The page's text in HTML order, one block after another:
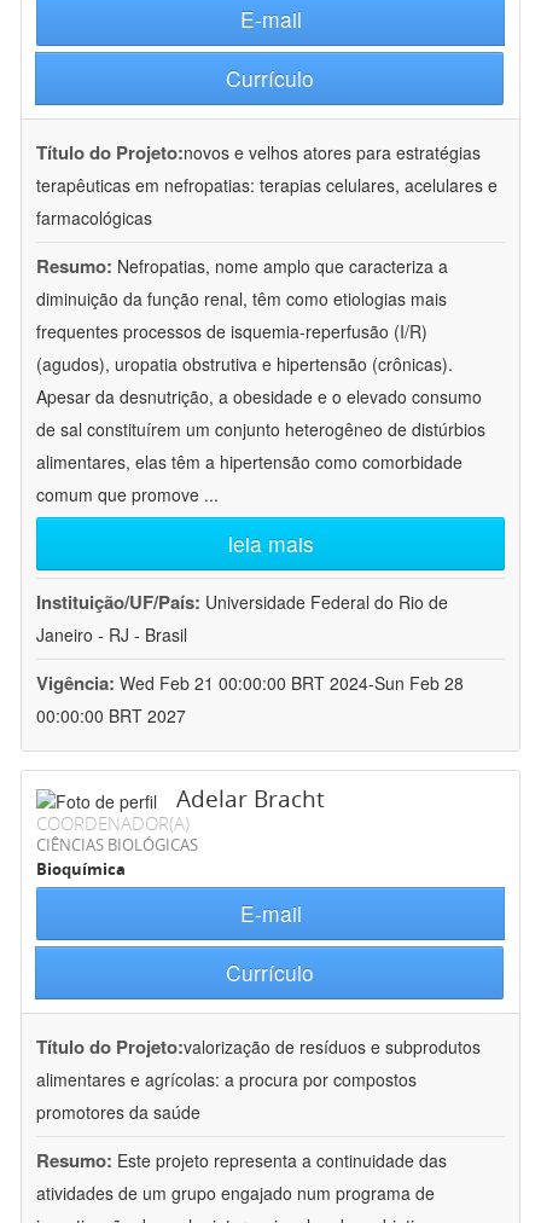
E-mail
Currículo
Título do Projeto:novos e velhos atores para estratégias
terapêuticas em nefropatias: terapias celulares, acelulares e
farmacológicas
Resumo: Nefropatias, nome amplo que caracteriza a
diminuição da função renal, têm como etiologias mais
frequentes processos de isquemia-reperfusão (I/R)
(agudos), uropatia obstrutiva e hipertensão (crônicas).
Apesar da desnutrição, a obesidade e o elevado consumo
de sal constituírem um conjunto heterogêneo de distúrbios
alimentares, elas têm a hipertensão como comorbidade
comum que promove ...
leia mais
Instituição/UF/País: Universidade Federal do Rio de
Janeiro - RJ - Brasil
Vigência: Wed Feb 21 00:00:00 BRT 2024-Sun Feb 28
00:00:00 BRT 2027
Adelar Bracht
COORDENADOR(A)
CIÊNCIAS BIOLÓGICAS
Bioquímica
E-mail
Currículo
Título do Projeto:valorização de resíduos e subprodutos
alimentares e agrícolas: a procura por compostos
promotores da saúde
Resumo: Este projeto representa a continuidade das
atividades de um grupo engajado num programa de